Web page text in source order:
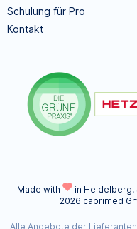
Schulung für Pro
Kontakt
Made with in Heidelberg.
2026 caprimed
Alle Angebote der